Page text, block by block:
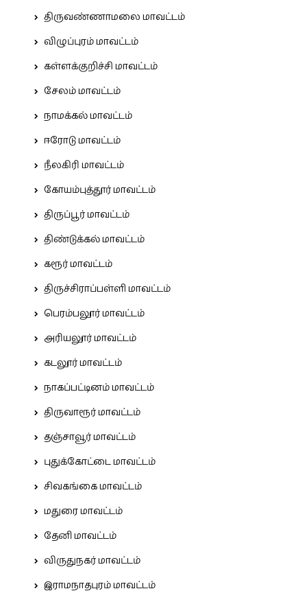
திருவண்ணாமலை மாவட்டம்
விழுப்புரம் மாவட்டம்
கள்ளக்குறிச்சி மாவட்டம்
சேலம் மாவட்டம்
நாமக்கல் மாவட்டம்
ஈரோடு மாவட்டம்
நீலகிரி மாவட்டம்
கோயம்புத்தூர் மாவட்டம்
திருப்பூர் மாவட்டம்
திண்டுக்கல் மாவட்டம்
கரூர் மாவட்டம்
திருச்சிராப்பள்ளி மாவட்டம்
பெரம்பலூர் மாவட்டம்
அரியலூர் மாவட்டம்
கடலூர் மாவட்டம்
நாகப்பட்டினம் மாவட்டம்
திருவாரூர் மாவட்டம்
தஞ்சாவூர் மாவட்டம்
புதுக்கோட்டை மாவட்டம்
சிவகங்கை மாவட்டம்
மதுரை மாவட்டம்
தேனி மாவட்டம்
விருதுநகர் மாவட்டம்
இராமநாதபுரம் மாவட்டம்